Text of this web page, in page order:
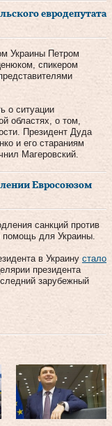
евродепутата
Украины Петром
спикером
о ситуации
областях, о том,
Президент Дуда
и его стараниям
Магеровский.
Евросоюзом
санкций против
помощь для Украины.
в Украину стало
президента
зарубежный